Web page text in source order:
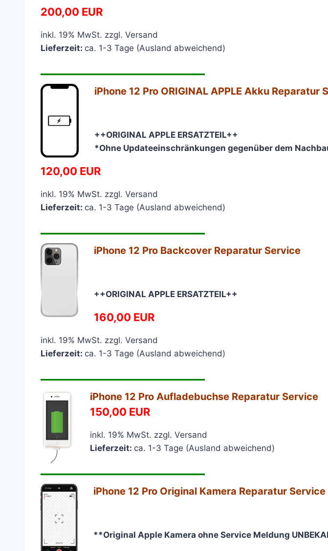
200,00 EUR
inkl. 19% MwSt. zzgl. Versand
Lieferzeit: ca. 1-3 Tage (Ausland abweichend)
————————————
iPhone 12 Pro ORIGINAL APPLE Akku Reparatur
++ORIGINAL APPLE ERSATZTEIL++
*Ohne Updateeinschränkungen gegenüber dem
120,00 EUR
inkl. 19% MwSt. zzgl. Versand
Lieferzeit: ca. 1-3 Tage (Ausland abweichend)
————————————
iPhone 12 Pro Backcover Reparatur Service​
++ORIGINAL APPLE ERSATZTEIL++
160,00 EUR
inkl. 19% MwSt. zzgl. Versand
Lieferzeit: ca. 1-3 Tage (Ausland abweichend)
————————————
iPhone 12 Pro Aufladebuchse Reparatur Service
150,00 EUR
inkl. 19% MwSt. zzgl. Versand
Lieferzeit: ca. 1-3 Tage (Ausland abweichend)
————————————
iPhone 12 Pro Original Kamera Reparatur Service
**Original Apple Kamera ohne Service Meldung